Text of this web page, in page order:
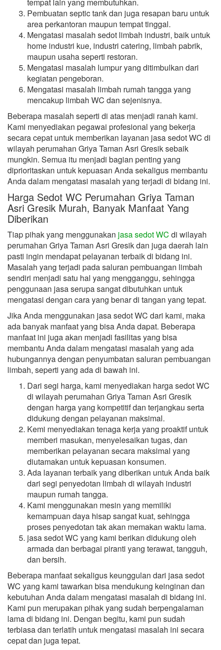
Pembuatan septic tank dan juga resapan baru untuk
area perkantoran maupun tempat tinggal.
Mengatasi masalah sedot limbah industri, baik untuk
home industri kue, industri catering, limbah pabrik,
maupun usaha seperti restoran.
Mengatasi masalah lumpur yang ditimbulkan dari
kegiatan pengeboran.
Mengatasi masalah limbah rumah tangga yang
mencakup limbah WC dan sejenisnya.
Beberapa masalah seperti di atas menjadi ranah kami.
Kami menyediakan pegawai profesional yang bekerja
secara cepat untuk memberikan layanan jasa sedot WC di
wilayah perumahan Griya Taman Asri Gresik sebaik
mungkin. Semua itu menjadi bagian penting yang
diprioritaskan untuk kepuasan Anda sekaligus membantu
Anda dalam mengatasi masalah yang terjadi di bidang ini.
Harga Sedot WC Perumahan Griya Taman
Asri Gresik Murah, Banyak Manfaat Yang
Diberikan
Tiap pihak yang menggunakan jasa sedot WC di wilayah
perumahan Griya Taman Asri Gresik dan juga daerah lain
pasti ingin mendapat pelayanan terbaik di bidang ini.
Masalah yang terjadi pada saluran pembuangan limbah
sendiri menjadi satu hal yang mengganggu, sehingga
penggunaan jasa serupa sangat dibutuhkan untuk
mengatasi dengan cara yang benar di tangan yang tepat.
Jika Anda menggunakan jasa sedot WC dari kami, maka
ada banyak manfaat yang bisa Anda dapat. Beberapa
manfaat ini juga akan menjadi fasilitas yang bisa
membantu Anda dalam mengatasi masalah yang ada
hubungannya dengan penyumbatan saluran pembuangan
limbah, seperti yang ada di bawah ini.
Dari segi harga, kami menyediakan harga sedot WC
di wilayah perumahan Griya Taman Asri Gresik
dengan harga yang kompetitif dan terjangkau serta
didukung dengan pelayanan maksimal.
Kemi menyediakan tenaga kerja yang proaktif untuk
memberi masukan, menyelesaikan tugas, dan
memberikan pelayanan secara maksimal yang
diutamakan untuk kepuasan konsumen.
Ada layanan terbaik yang diberikan untuk Anda baik
dari segi penyedotan limbah di wilayah industri
maupun rumah tangga.
Kami menggunakan mesin yang memiliki
kemampuan daya hisap sangat kuat, sehingga
proses penyedotan tak akan memakan waktu lama.
jasa sedot WC yang kami berikan didukung oleh
armada dan berbagai piranti yang terawat, tangguh,
dan bersih.
Beberapa manfaat sekaligus keunggulan dari jasa sedot
WC yang kami tawarkan bisa mendukung keinginan dan
kebutuhan Anda dalam mengatasi masalah di bidang ini.
Kami pun merupakan pihak yang sudah berpengalaman
lama di bidang ini. Dengan begitu, kami pun sudah
terbiasa dan terlatih untuk mengatasi masalah ini secara
cepat dan juga tepat.